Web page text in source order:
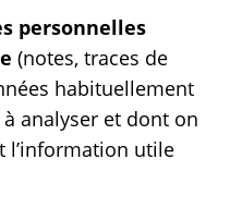
personnelles
(notes, traces de
habituellement
analyser et dont on
l’information utile